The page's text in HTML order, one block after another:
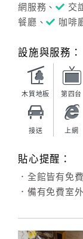
網服務、
交
餐廳、
咖啡
設施與服務：
木質地板 第四台
接送 上網
貼心提醒：
．全館皆有免
．備有免費室